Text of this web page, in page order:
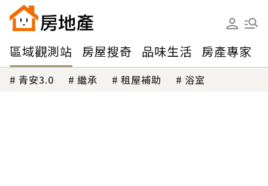
區域觀測站 房屋搜奇 品味生活 房產專家
青安3.0 繼承 租屋補助 浴室